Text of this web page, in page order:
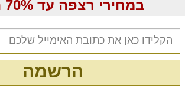
במחירי רצפה עד 70% הנחה:
הרשמה